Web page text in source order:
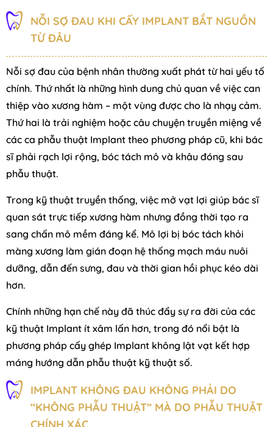
NỖI SỢ ĐAU KHI CẤY IMPLANT BẮT NGUỒN
TỪ ĐÂU
Nỗi sợ đau của bệnh nhân thường xuất phát từ hai yếu tố
chính. Thứ nhất là những hình dung chủ quan về việc can
thiệp vào xương hàm – một vùng được cho là nhạy cảm.
Thứ hai là trải nghiệm hoặc câu chuyện truyền miệng về
các ca phẫu thuật Implant theo phương pháp cũ, khi bác
sĩ phải rạch lợi rộng, bóc tách mô và khâu đóng sau
phẫu thuật.
Trong kỹ thuật truyền thống, việc mở vạt lợi giúp bác sĩ
quan sát trực tiếp xương hàm nhưng đồng thời tạo ra
sang chấn mô mềm đáng kể. Mô lợi bị bóc tách khỏi
màng xương làm gián đoạn hệ thống mạch máu nuôi
dưỡng, dẫn đến sưng, đau và thời gian hồi phục kéo dài
hơn.
Chính những hạn chế này đã thúc đẩy sự ra đời của các
kỹ thuật Implant ít xâm lấn hơn, trong đó nổi bật là
phương pháp cấy ghép Implant không lật vạt kết hợp
máng hướng dẫn phẫu thuật kỹ thuật số.
IMPLANT KHÔNG ĐAU KHÔNG PHẢI DO
“KHÔNG PHẪU THUẬT” MÀ DO PHẪU THUẬT
CHÍNH XÁC